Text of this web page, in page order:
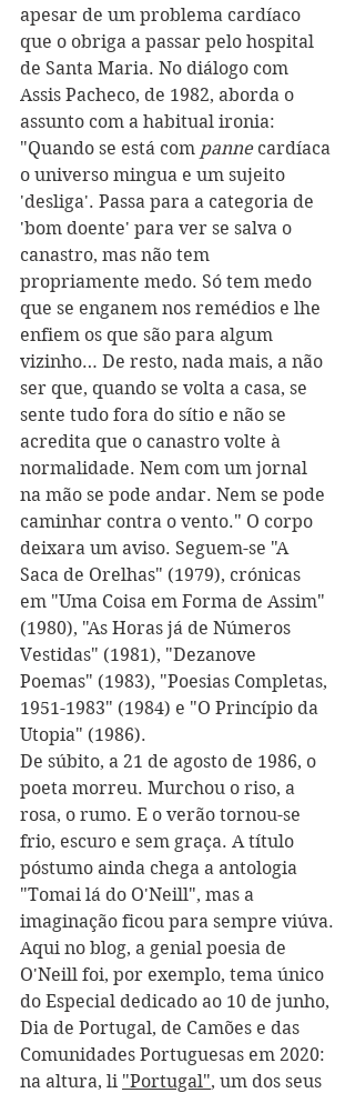
apesar de um problema cardíaco
que o obriga a passar pelo hospital
de Santa Maria. No diálogo com
Assis Pacheco, de 1982, aborda o
assunto com a habitual ironia:
"Quando se está com panne cardíaca
o universo mingua e um sujeito
'desliga'. Passa para a categoria de
'bom doente' para ver se salva o
canastro, mas não tem
propriamente medo. Só tem medo
que se enganem nos remédios e lhe
enfiem os que são para algum
vizinho… De resto, nada mais, a não
ser que, quando se volta a casa, se
sente tudo fora do sítio e não se
acredita que o canastro volte à
normalidade. Nem com um jornal
na mão se pode andar. Nem se pode
caminhar contra o vento." O corpo
deixara um aviso. Seguem-se "A
Saca de Orelhas" (1979), crónicas
em "Uma Coisa em Forma de Assim"
(1980), "As Horas já de Números
Vestidas" (1981), "Dezanove
Poemas" (1983), "Poesias Completas,
1951-1983" (1984) e "O Princípio da
Utopia" (1986).
De súbito, a 21 de agosto de 1986, o
poeta morreu. Murchou o riso, a
rosa, o rumo. E o verão tornou-se
frio, escuro e sem graça. A título
póstumo ainda chega a antologia
"Tomai lá do O'Neill", mas a
imaginação ficou para sempre viúva.
Aqui no blog, a genial poesia de
O'Neill foi, por exemplo, tema único
do Especial dedicado ao 10 de junho,
Dia de Portugal, de Camões e das
Comunidades Portuguesas em 2020:
na altura, li "Portugal", um dos seus